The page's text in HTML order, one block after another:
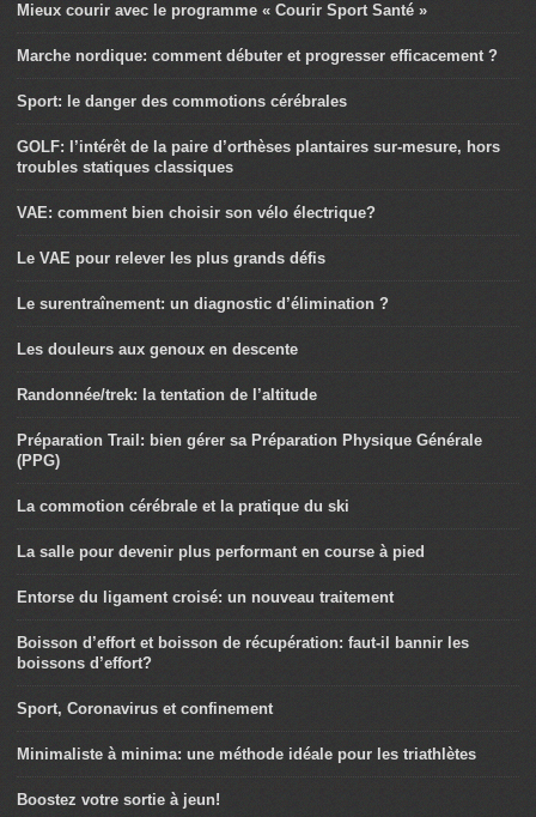
Mieux courir avec le programme « Courir Sport Santé »
Marche nordique: comment débuter et progresser efficacement ?
Sport: le danger des commotions cérébrales
GOLF: l’intérêt de la paire d’orthèses plantaires sur-mesure, hors
troubles statiques classiques
VAE: comment bien choisir son vélo électrique?
Le VAE pour relever les plus grands défis
Le surentraînement: un diagnostic d’élimination ?
Les douleurs aux genoux en descente
Randonnée/trek: la tentation de l’altitude
Préparation Trail: bien gérer sa Préparation Physique Générale
(PPG)
La commotion cérébrale et la pratique du ski
La salle pour devenir plus performant en course à pied
Entorse du ligament croisé: un nouveau traitement
Boisson d’effort et boisson de récupération: faut-il bannir les
boissons d’effort?
Sport, Coronavirus et confinement
Minimaliste à minima: une méthode idéale pour les triathlètes
Boostez votre sortie à jeun!